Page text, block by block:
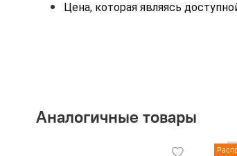
Цена, которая являясь
Аналогичные товары